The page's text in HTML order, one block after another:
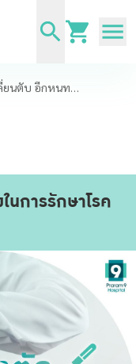
การผ่าตัดเปลี่ยนตับ อีกหนทางในการรักษาโรคตับที่หมดหวัง
การรักษาโรค